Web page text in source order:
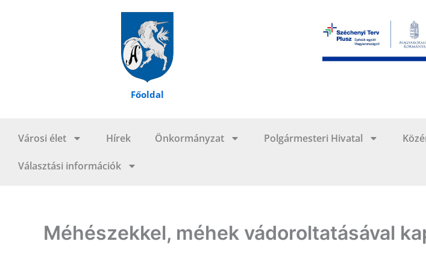
Főoldal
Városi élet Hírek Önkormányzat Polgármesteri Hivatal
Választási információk
Méhészekkel, méhek vádoroltatásával